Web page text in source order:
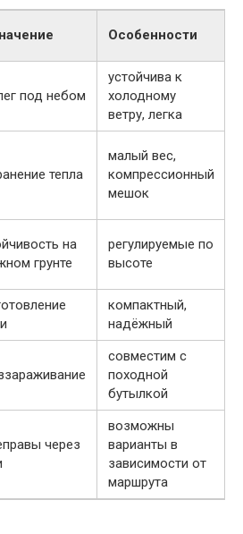
Особенности
под небом
устойчива к
холодному
ветру, легка
тепла
малый вес,
компрессионный
мешок
на
грунте
регулируемые по
высоте
компактный,
надёжный
совместим с
походной
бутылкой
через
возможны
варианты в
зависимости от
маршрута